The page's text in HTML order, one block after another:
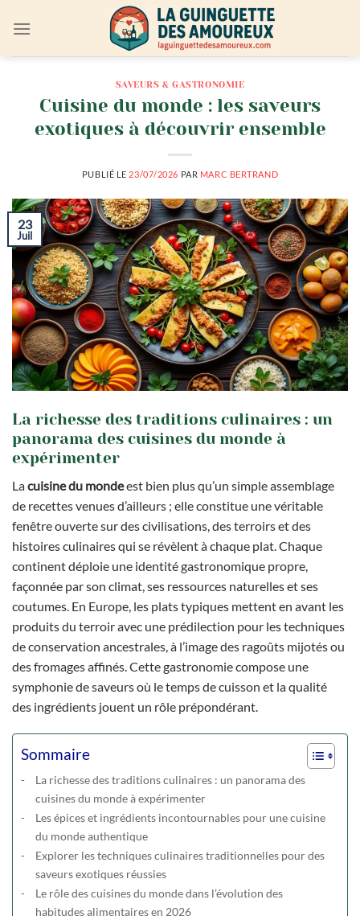
SAVEURS & GASTRONOMIE
Cuisine du monde : les saveurs
exotiques à découvrir ensemble
PUBLIÉ LE 23/07/2026 PAR MARC BERTRAND
23
Juil
La richesse des traditions culinaires : un
panorama des cuisines du monde à
expérimenter
Lacuisine du mondeest bien plus qu’un simple assemblage
de recettes venues d’ailleurs ; elle constitue une véritable
fenêtre ouverte sur des civilisations, des terroirs et des
histoires culinaires qui se révèlent à chaque plat. Chaque
continent déploie une identité gastronomique propre,
façonnée par son climat, ses ressources naturelles et ses
coutumes. En Europe, les plats typiques mettent en avant les
produits du terroir avec une prédilection pour les techniques
de conservation ancestrales, à l’image des ragoûts mijotés ou
des fromages affinés. Cette gastronomie compose une
symphonie de saveurs où le temps de cuisson et la qualité
des ingrédients jouent un rôle prépondérant.
Sommaire
La richesse des traditions culinaires : un panorama des
cuisines du monde à expérimenter
Les épices et ingrédients incontournables pour une cuisine
du monde authentique
Explorer les techniques culinaires traditionnelles pour des
saveurs exotiques réussies
Le rôle des cuisines du monde dans l’évolution des
habitudes alimentaires en 2026